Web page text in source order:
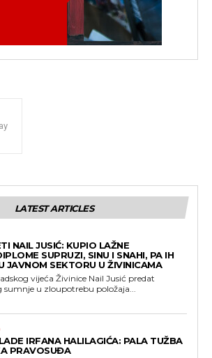
LATEST ARTICLES
NAIL JUSIĆ: KUPIO LAŽNE
SUPRUZI, SINU I SNAHI, PA IH
JAVNOM SEKTORU U ŽIVINICAMA
vijeća Živinice Nail Jusić predat
sumnje u zloupotrebu položaja...
IRFANA HALILAGIĆA: PALA TUŽBA
PRAVOSUĐA